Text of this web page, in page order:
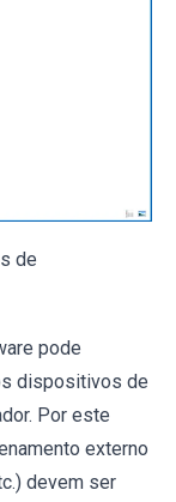
de
pode
dispositivos de
Por este
externo
devem ser